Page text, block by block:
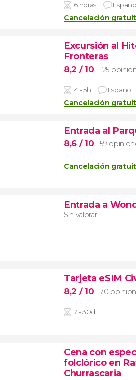
6 horas
Cancelación
Excursión al
Fronteras
8,2 / 10 125
4 - 5h Español
Cancelación
Entrada al
8,6 / 10 59
Cancelación
Entrada a
Sin valorar
Tarjeta eSIM
8,2 / 10 70
7 - 30d
Cena con
folclórico en
Churrascaria